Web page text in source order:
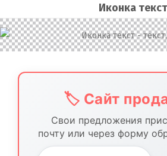
Фото без фона
Иконка текст
🏷️ Сайт
Свои предложения
почту или через форму